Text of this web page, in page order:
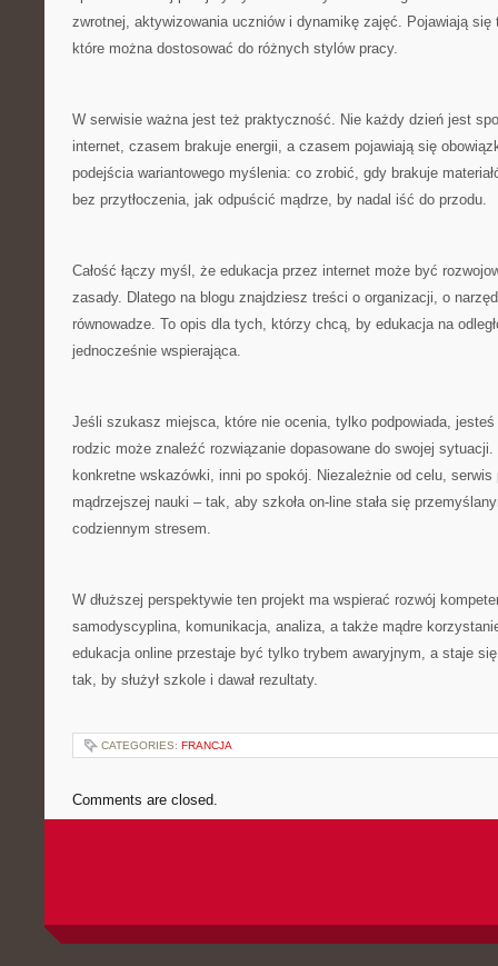
zwrotnej, aktywizowania uczniów i dynamikę zajęć. Pojawiają się
które można dostosować do różnych stylów pracy.
W serwisie ważna jest też praktyczność. Nie każdy dzień jest
internet, czasem brakuje energii, a czasem pojawiają się
podejścia wariantowego myślenia: co zrobić, gdy brakuje
bez przytłoczenia, jak odpuścić mądrze, by nadal iść do przodu.
Całość łączy myśl, że edukacja przez internet może być
zasady. Dlatego na blogu znajdziesz treści o organizacji, o
równowadze. To opis dla tych, którzy chcą, by edukacja na
jednocześnie wspierająca.
Jeśli szukasz miejsca, które nie ocenia, tylko podpowiada,
rodzic może znaleźć rozwiązanie dopasowane do swojej
konkretne wskazówki, inni po spokój. Niezależnie od celu,
mądrzejszej nauki – tak, aby szkoła on-line stała się
codziennym stresem.
W dłuższej perspektywie ten projekt ma wspierać rozwój
samodyscyplina, komunikacja, analiza, a także mądre
edukacja online przestaje być tylko trybem awaryjnym, a staje
tak, by służył szkole i dawał rezultaty.
CATEGORIES: FRANCJA
Comments are closed.